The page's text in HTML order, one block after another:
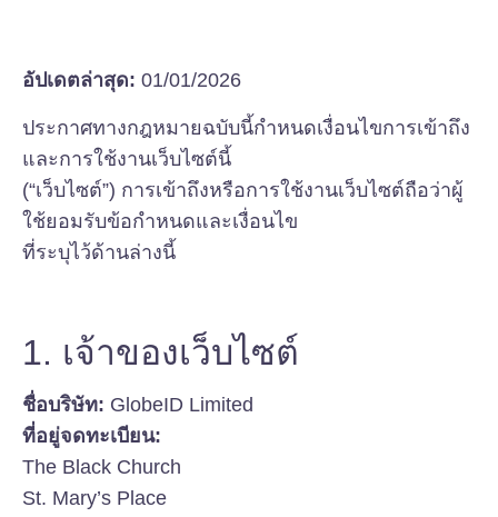
อัปเดตล่าสุด: 01/01/2026
ประกาศทางกฎหมายฉบับนี้กำหนดเงื่อนไขการเข้าถึง
และการใช้งานเว็บไซต์นี้
(“เว็บไซต์”) การเข้าถึงหรือการใช้งานเว็บไซต์ถือว่าผู้
ใช้ยอมรับข้อกำหนดและเงื่อนไข
ที่ระบุไว้ด้านล่างนี้
1. เจ้าของเว็บไซต์
ชื่อบริษัท: GlobeID Limited
ที่อยู่จดทะเบียน:
The Black Church
St. Mary’s Place